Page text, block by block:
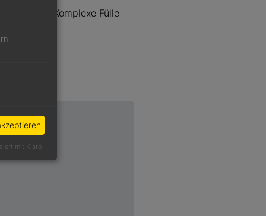
Kamille. Komplexe Fülle
mit Klaro!